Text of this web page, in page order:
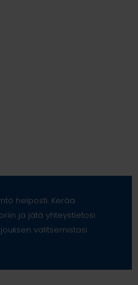
helposti. Kerää
ja jätä yhteystietosi
valitsemistasi